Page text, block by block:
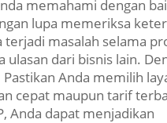
memahami dengan
lupa memeriksa
masalah selama
dari bisnis lain.
Anda memilih
cepat maupun tarif
Anda dapat menjadikan